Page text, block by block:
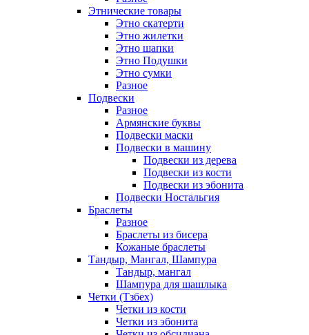
Этнические товары
Этно скатерти
Этно жилетки
Этно шапки
Этно Подушки
Этно сумки
Разное
Подвески
Разное
Армянские буквы
Подвески маски
Подвески в машину
Подвески из дерева
Подвески из кости
Подвески из эбонита
Подвески Ностальгия
Браслеты
Разное
Браслеты из бисера
Кожаные браслеты
Тандыр, Мангал, Шампура
Тандыр, мангал
Шампура для шашлыка
Четки (Тзбех)
Четки из кости
Четки из эбонита